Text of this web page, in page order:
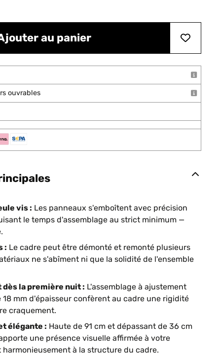
au panier
ouvrables
vis : Les panneaux s'emboîtent avec précision
le temps d'assemblage au strict minimum —
: Le cadre peut être démonté et remonté plusieurs
ne s'abîment ni que la solidité de l'ensemble
la première nuit : L'assemblage à ajustement
mm d'épaisseur confèrent au cadre une rigidité
craquement.
élégante : Haute de 91 cm et dépassant de 36 cm
une présence visuelle affirmée à votre
à la structure du cadre.